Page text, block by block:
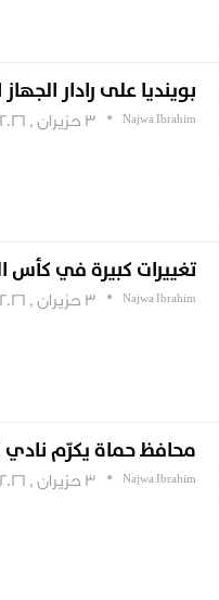
بوينديا على رادار
Najwa Ibrahim 3 حزيران , 2026
تغييرات كبيرة في كأس العالم 2026..
Najwa Ibrahim 3 حزيران , 2026
محافظ حماة يكرّم نادي
Najwa Ibrahim 3 حزيران , 2026